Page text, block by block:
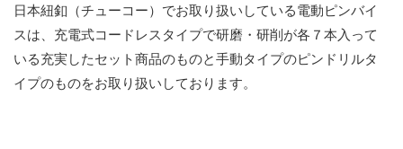
日本紐釦（チューコー）でお取り扱いしている電動ピンバイ
スは、充電式コードレスタイプで研磨・研削が各７本入って
いる充実したセット商品のものと手動タイプのピンドリルタ
イプのものをお取り扱いしております。